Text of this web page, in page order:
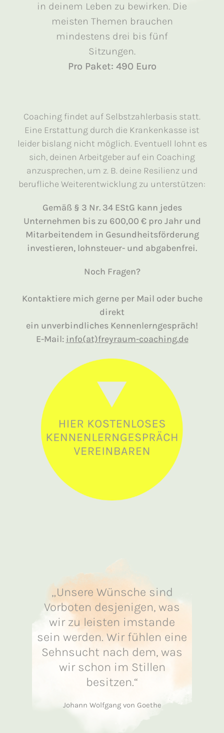
in deinem Leben zu bewirken. Die
meisten Themen brauchen
mindestens drei bis fünf
Sitzungen.
Pro Paket: 490 Euro
Coaching findet auf Selbstzahlerbasis statt.
Eine Erstattung durch die Krankenkasse ist
leider bislang nicht möglich. Eventuell lohnt es
sich, deinen Arbeitgeber auf ein Coaching
anzusprechen, um z. B. deine Resilienz und
berufliche Weiterentwicklung zu unterstützen:
Gemäß § 3 Nr. 34 EStG kann jedes
Unternehmen bis zu 600,00 € pro Jahr und
Mitarbeitendem in Gesundheitsförderung
investieren, lohnsteuer- und abgabenfrei.
Noch Fragen?
Kontaktiere mich gerne per Mail oder buche
direkt
ein unverbindliches Kennenlerngespräch!
E-Mail: info(at)freyraum-coaching.de
„Unsere Wünsche sind
Vorboten desjenigen, was
wir zu leisten imstande
sein werden. Wir fühlen eine
Sehnsucht nach dem, was
wir schon im Stillen
besitzen.“
Johann Wolfgang von Goethe